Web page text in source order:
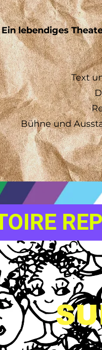
Ein lebendiges
Text
Bühne und